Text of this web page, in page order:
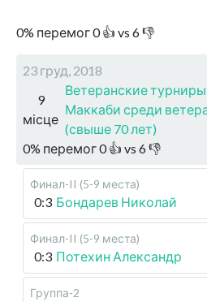
0% перемог0👍 vs 6👎
23 груд, 2018
9
місце
Ветеранские
Маккаби среди
(свыше 70 лет)
0% перемог0👍 vs 6👎
Финал-II (5-9 места)
0:3 Бондарев Николай
Финал-II (5-9 места)
0:3 Потехин Александр
Группа-2